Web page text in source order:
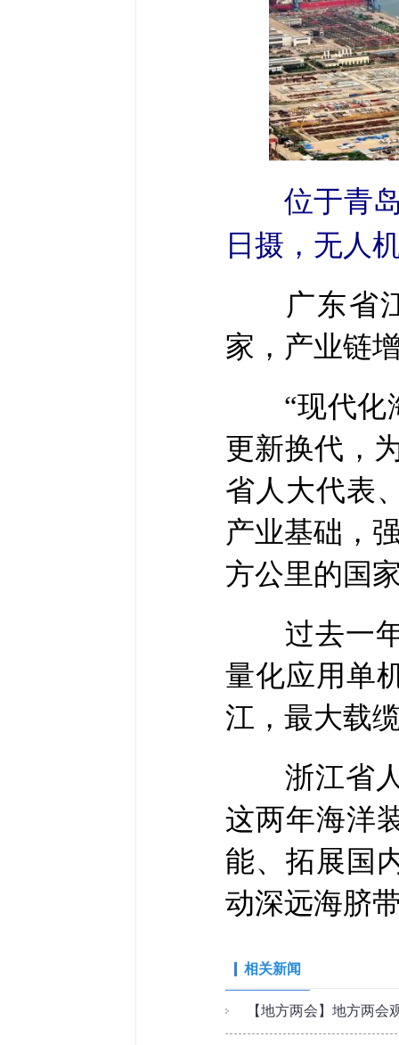
位于青
日摄，无人
广东省江
家，产业链
“现代化海
更新换代，
省人大代表
产业基础，
方公里的国
过去一年
量化应用单
江，最大载
浙江省人
这两年海洋
能、拓展国
动深远海脐
相关新闻
【地方两会】地方两